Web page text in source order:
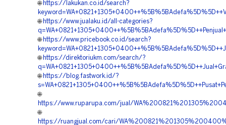
🌐 https://lakukan.co.id/search?
🌐 https://www.jualaku.id/all-categories?
🌐 https://www.pricebook.co.id/search?
🌐 https://direktoriukm.com/search/?
🌐 https://blog.fastwork.id/?
🌐
https://www.ruparupa.com/jual/
🌐
https://ruangjual.com/cari/